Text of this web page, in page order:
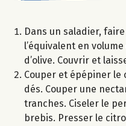
Dans un saladier,
l’équivalent en volume
d’olive. Couvrir et
Couper et épépiner le
dés. Couper une
tranches. Ciseler le
brebis. Presser le